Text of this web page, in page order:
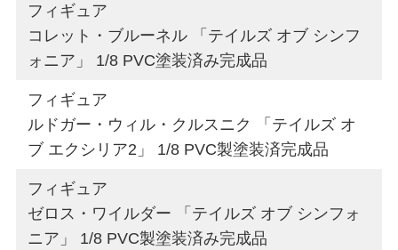
フィギュア
コレット・ブルーネル 「テイルズ オブ シンフ
ォニア」 1/8 PVC塗装済み完成品
フィギュア
ルドガー・ウィル・クルスニク 「テイルズ オ
ブ エクシリア2」 1/8 PVC製塗装済完成品
フィギュア
ゼロス・ワイルダー 「テイルズ オブ シンフォ
ニア」 1/8 PVC製塗装済み完成品